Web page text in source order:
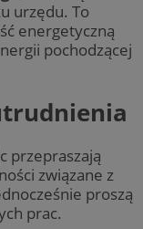
urzędu. To
energetyczną
pochodzącej
przepraszają
związane z
proszą
prac.